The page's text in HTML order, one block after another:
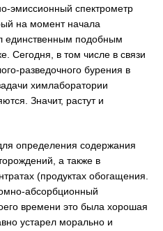
эмиссионный спектрометр
на момент начала
единственным подобным
Сегодня, в том числе в связи
разведочного бурения в
химлаборатории
Значит, растут и
определения содержания
а также в
(продуктах обогащения.
абсорбционный
времени это была хорошая
устарел морально и